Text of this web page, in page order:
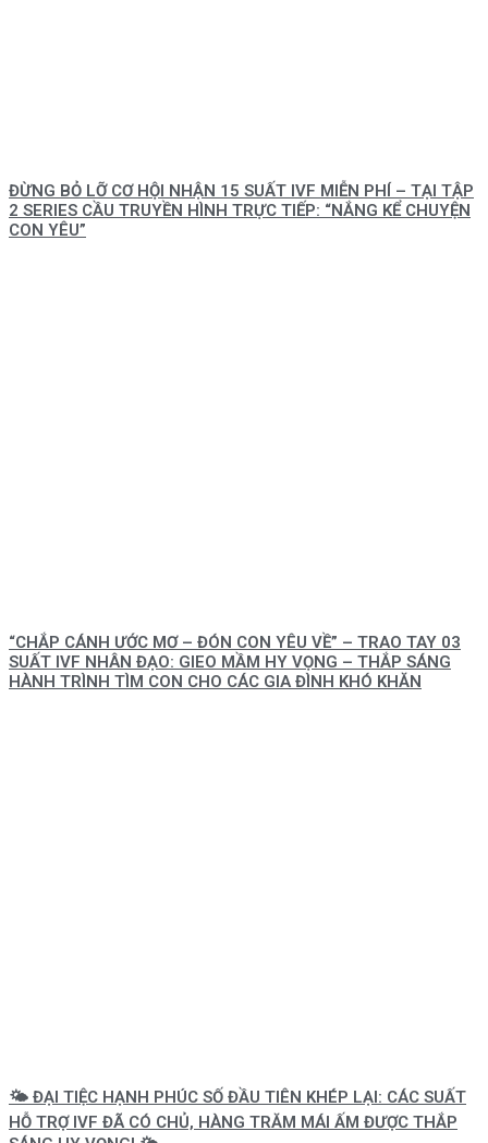
ĐỪNG BỎ LỠ CƠ HỘI NHẬN 15 SUẤT IVF MIỄN PHÍ – TẠI TẬP
2 SERIES CẦU TRUYỀN HÌNH TRỰC TIẾP: “NẮNG KỂ CHUYỆN
CON YÊU”
“CHẮP CÁNH ƯỚC MƠ – ĐÓN CON YÊU VỀ” – TRAO TAY 03
SUẤT IVF NHÂN ĐẠO: GIEO MẦM HY VỌNG – THẮP SÁNG
HÀNH TRÌNH TÌM CON CHO CÁC GIA ĐÌNH KHÓ KHĂN
🌤️ ĐẠI TIỆC HẠNH PHÚC SỐ ĐẦU TIÊN KHÉP LẠI: CÁC SUẤT
HỖ TRỢ IVF ĐÃ CÓ CHỦ, HÀNG TRĂM MÁI ẤM ĐƯỢC THẮP